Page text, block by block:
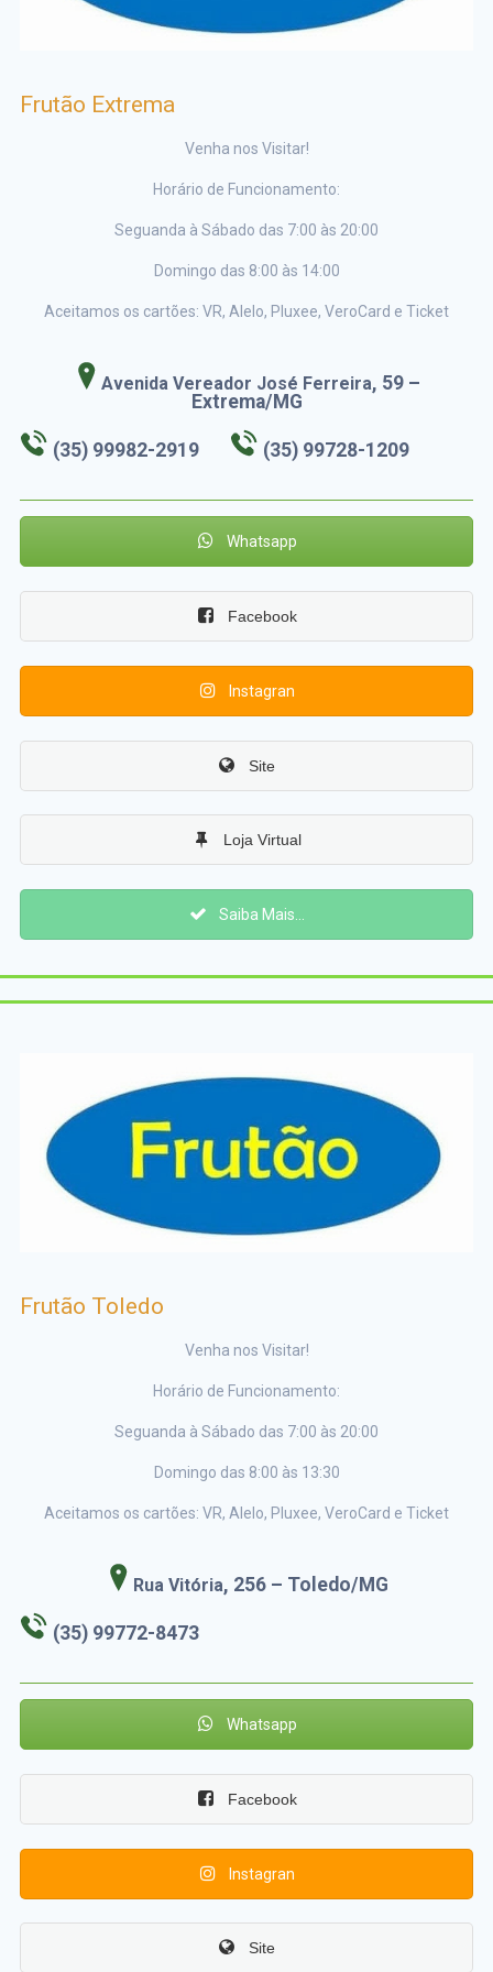
Frutão Extrema
Venha nos Visitar!
Horário de Funcionamento:
Seguanda à Sábado das 7:00 às 20:00
Domingo das 8:00 às 14:00
Aceitamos os cartões: VR, Alelo, Pluxee, VeroCard e Ticket
Avenida Vereador José Ferreira, 59 –
Extrema/MG
(35) 99982-2919 (35) 99728-1209
Whatsapp
Facebook
Instagran
Site
Loja Virtual
Saiba Mais...
Frutão Toledo
Venha nos Visitar!
Horário de Funcionamento:
Seguanda à Sábado das 7:00 às 20:00
Domingo das 8:00 às 13:30
Aceitamos os cartões: VR, Alelo, Pluxee, VeroCard e Ticket
Rua Vitória, 256 – Toledo/MG
(35) 99772-8473
Whatsapp
Facebook
Instagran
Site